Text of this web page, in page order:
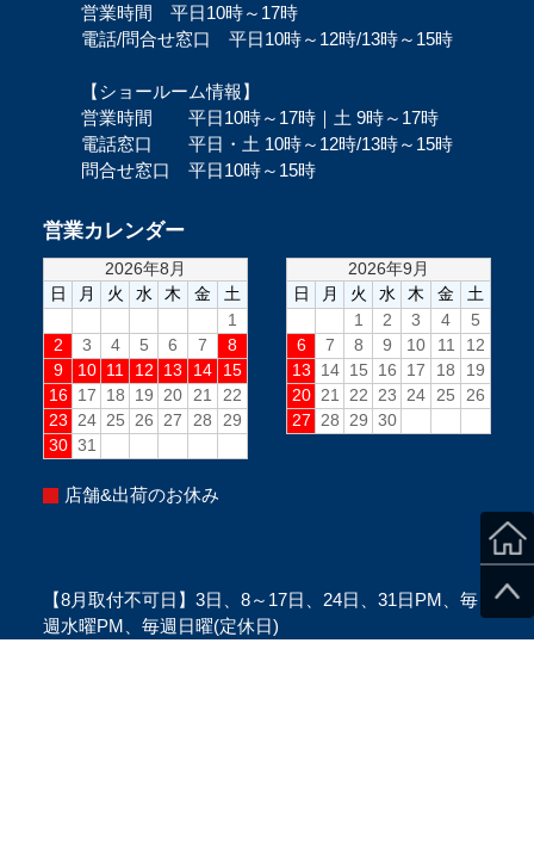
営業時間 平日10時～17時
電話/問合せ窓口 平日10時～12時/13時～15時
【ショールーム情報】
営業時間 平日10時～17時｜土 9時～17時
電話窓口 平日・土 10時～12時/13時～15時
問合せ窓口 平日10時～15時
営業カレンダー
店舗&出荷のお休み
【8月取付不可日】3日、8～17日、24日、31日PM、毎
週水曜PM、毎週日曜(定休日)